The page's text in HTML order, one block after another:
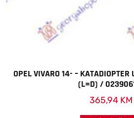
OPEL VIVARO 14- –
(L=D) /
365,94 KM